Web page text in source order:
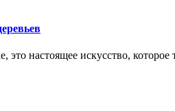
настоящее искусство,